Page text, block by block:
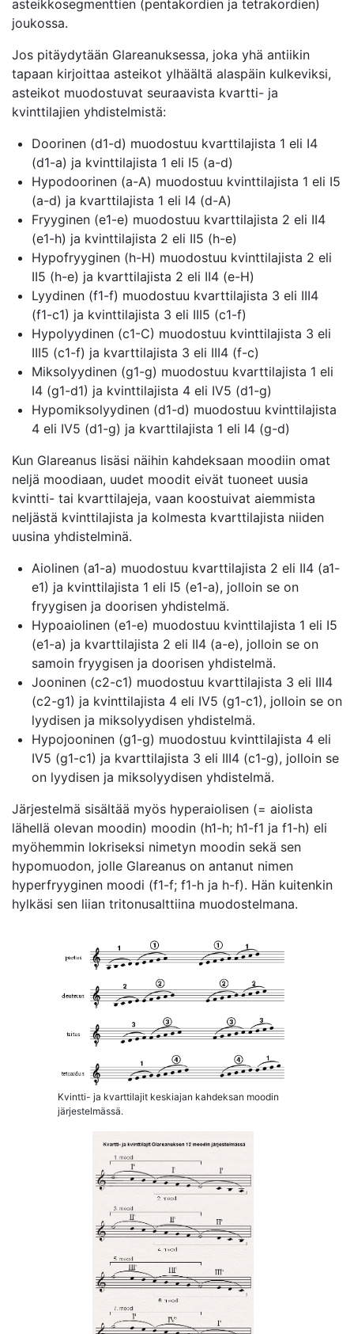
asteikkosegmenttien (pentakordien ja tetrakordien)
joukossa.
Jos pitäydytään Glareanuksessa, joka yhä antiikin
tapaan kirjoittaa asteikot ylhäältä alaspäin kulkeviksi,
asteikot muodostuvat seuraavista kvartti- ja
kvinttilajien yhdistelmistä:
Doorinen (d1-d) muodostuu kvarttilajista 1 eli I4
(d1-a) ja kvinttilajista 1 eli I5 (a-d)
Hypodoorinen (a-A) muodostuu kvinttilajista 1 eli I5
(a-d) ja kvarttilajista 1 eli I4 (d-A)
Fryyginen (e1-e) muodostuu kvarttilajista 2 eli II4
(e1-h) ja kvinttilajista 2 eli II5 (h-e)
Hypofryyginen (h­-H) muodostuu kvinttilajista 2 eli
II5 (h-e) ja kvarttilajista 2 eli II4 (e-H)
Lyydinen (f1-f) muodostuu kvarttilajista 3 eli III4
(f1-c1) ja kvinttilajista 3 eli III5 (c1-f)
Hypolyydinen (c1-C) muodostuu kvinttilajista 3 eli
III5 (c1-f) ja kvarttilajista 3 eli III4 (f-c)
Miksolyydinen (g1-g) muodostuu kvarttilajista 1 eli
I4 (g1-d1) ja kvinttilajista 4 eli IV5 (d1-g)
Hypomiksolyydinen (d1-d) muodostuu kvinttilajista
4 eli IV5 (d1-g) ja kvarttilajista 1 eli I4 (g-d)
Kun Glareanus lisäsi näihin kahdeksaan moodiin omat
neljä moodiaan, uudet moodit eivät tuoneet uusia
kvintti- tai kvarttilajeja, vaan koostuivat aiemmista
neljästä kvinttilajista ja kolmesta kvarttilajista niiden
uusina yhdistelminä.
Aiolinen (a1-a) muodostuu kvarttilajista 2 eli II4 (a1-
e1) ja kvinttilajista 1 eli I5 (e1-a), jolloin se on
fryygisen ja doorisen yhdistelmä.
Hypoaiolinen (e1-e) muodostuu kvinttilajista 1 eli I5
(e1-a) ja kvarttilajista 2 eli II4 (a-e), jolloin se on
samoin fryygisen ja doorisen yhdistelmä.
Jooninen (c2-c1) muodostuu kvarttilajista 3 eli III4
(c2-g1) ja kvinttilajista 4 eli IV5 (g1-c1), jolloin se on
lyydisen ja miksolyydisen yhdistelmä.
Hypojooninen (g1-g) muodostuu kvinttilajista 4 eli
IV5 (g1-c1) ja kvarttilajista 3 eli III4 (c1-g), jolloin se
on lyydisen ja miksolyydisen yhdistelmä.
Järjestelmä sisältää myös hyperaiolisen (= aiolista
lähellä olevan moodin) moodin (h1-h; h1-f1 ja f1-h) eli
myöhemmin lokriseksi nimetyn moodin sekä sen
hypomuodon, jolle Glareanus on antanut nimen
hyperfryyginen moodi (f1-f; f1-h ja h-f). Hän kuitenkin
hylkäsi sen liian tritonusalttiina muodostelmana.
Kvintti- ja kvarttilajit keskiajan kahdeksan moodin
järjestelmässä.